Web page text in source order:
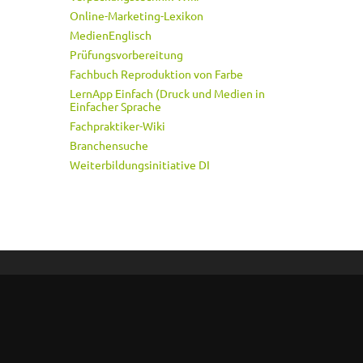
Online-Marketing-Lexikon
MedienEnglisch
Prüfungsvorbereitung
Fachbuch Reproduktion von Farbe
LernApp Einfach (Druck und Medien in
Einfacher Sprache
Fachpraktiker-Wiki
Branchensuche
Weiterbildungsinitiative DI